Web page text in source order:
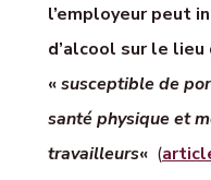
l’employeur peut
d’alcool sur le
«susceptible de
santé physique et
travailleurs« (